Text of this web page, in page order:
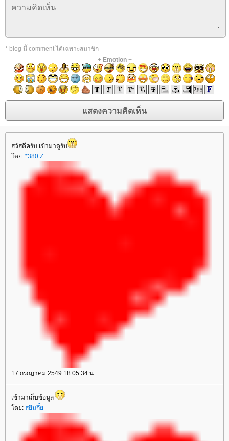
* blog นี้ comment ได้เฉพาะสมาชิก
+ Emotion+
สวัสดีครับ เข้ามาดูรับ
ดย: *380 Z
17 กรกฎาคม 2549 18:05:34 น.
เข้ามาเก็บข้อมูล
ดย: สยึมกึ๋